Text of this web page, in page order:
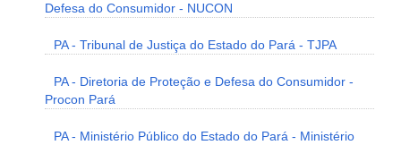
Defesa do Consumidor - NUCON
PA - Tribunal de Justiça do Estado do Pará - TJPA
PA - Diretoria de Proteção e Defesa do Consumidor -
Procon Pará
PA - Ministério Público do Estado do Pará - Ministério